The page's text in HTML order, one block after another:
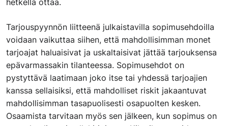
Tarjouspyynnön liitteenä julkaistavilla sopimusehdoilla
voidaan vaikuttaa siihen, että mahdollisimman monet
tarjoajat haluaisivat ja uskaltaisivat jättää tarjouksensa
epävarmassakin tilanteessa. Sopimusehdot on
pystyttävä laatimaan joko itse tai yhdessä tarjoajien
kanssa sellaisiksi, että mahdolliset riskit jakaantuvat
mahdollisimman tasapuolisesti osapuolten kesken.
Osaamista tarvitaan myös sen jälkeen, kun sopimus on